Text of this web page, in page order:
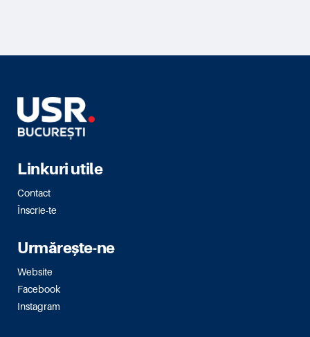
Linkuri utile
Contact
Înscrie-te
Urmărește-ne
Website
Facebook
Instagram